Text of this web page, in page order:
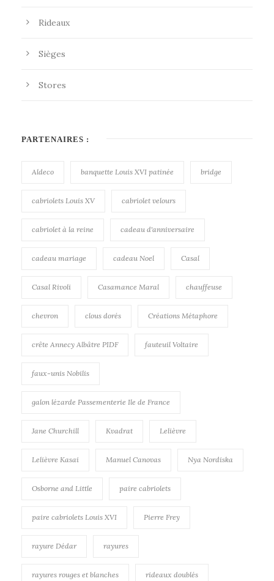
Rideaux
Sièges
Stores
PARTENAIRES :
Aldeco banquette Louis XVI patinée bridge
cabriolets Louis XV cabriolet velours
cabriolet à la reine cadeau d'anniversaire
cadeau mariage cadeau Noel Casal
Casal Rivoli Casamance Maral chauffeuse
chevron clous dorés Créations Métaphore
crête Annecy Albâtre PIDF fauteuil Voltaire
faux-unis Nobilis
galon lézarde Passementerie Ile de France
Jane Churchill Kvadrat Lelièvre
Lelièvre Kasai Manuel Canovas Nya Nordiska
Osborne and Little paire cabriolets
paire cabriolets Louis XVI Pierre Frey
rayure Dédar rayures
rayures rouges et blanches rideaux doublés